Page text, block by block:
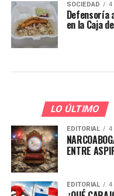
SOCIEDAD 4
Defensoría
en la Caja
LO ÚLTIMO
EDITORIAL 4
ENTRE
EDITORIAL 4